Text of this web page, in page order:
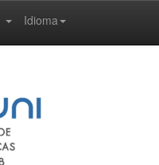
Idioma